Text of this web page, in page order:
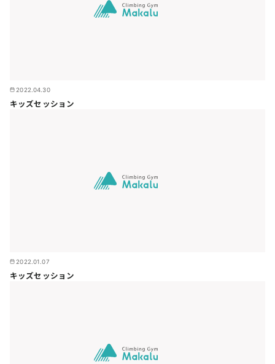
2022.04.30
キッズセッション
2022.01.07
キッズセッション